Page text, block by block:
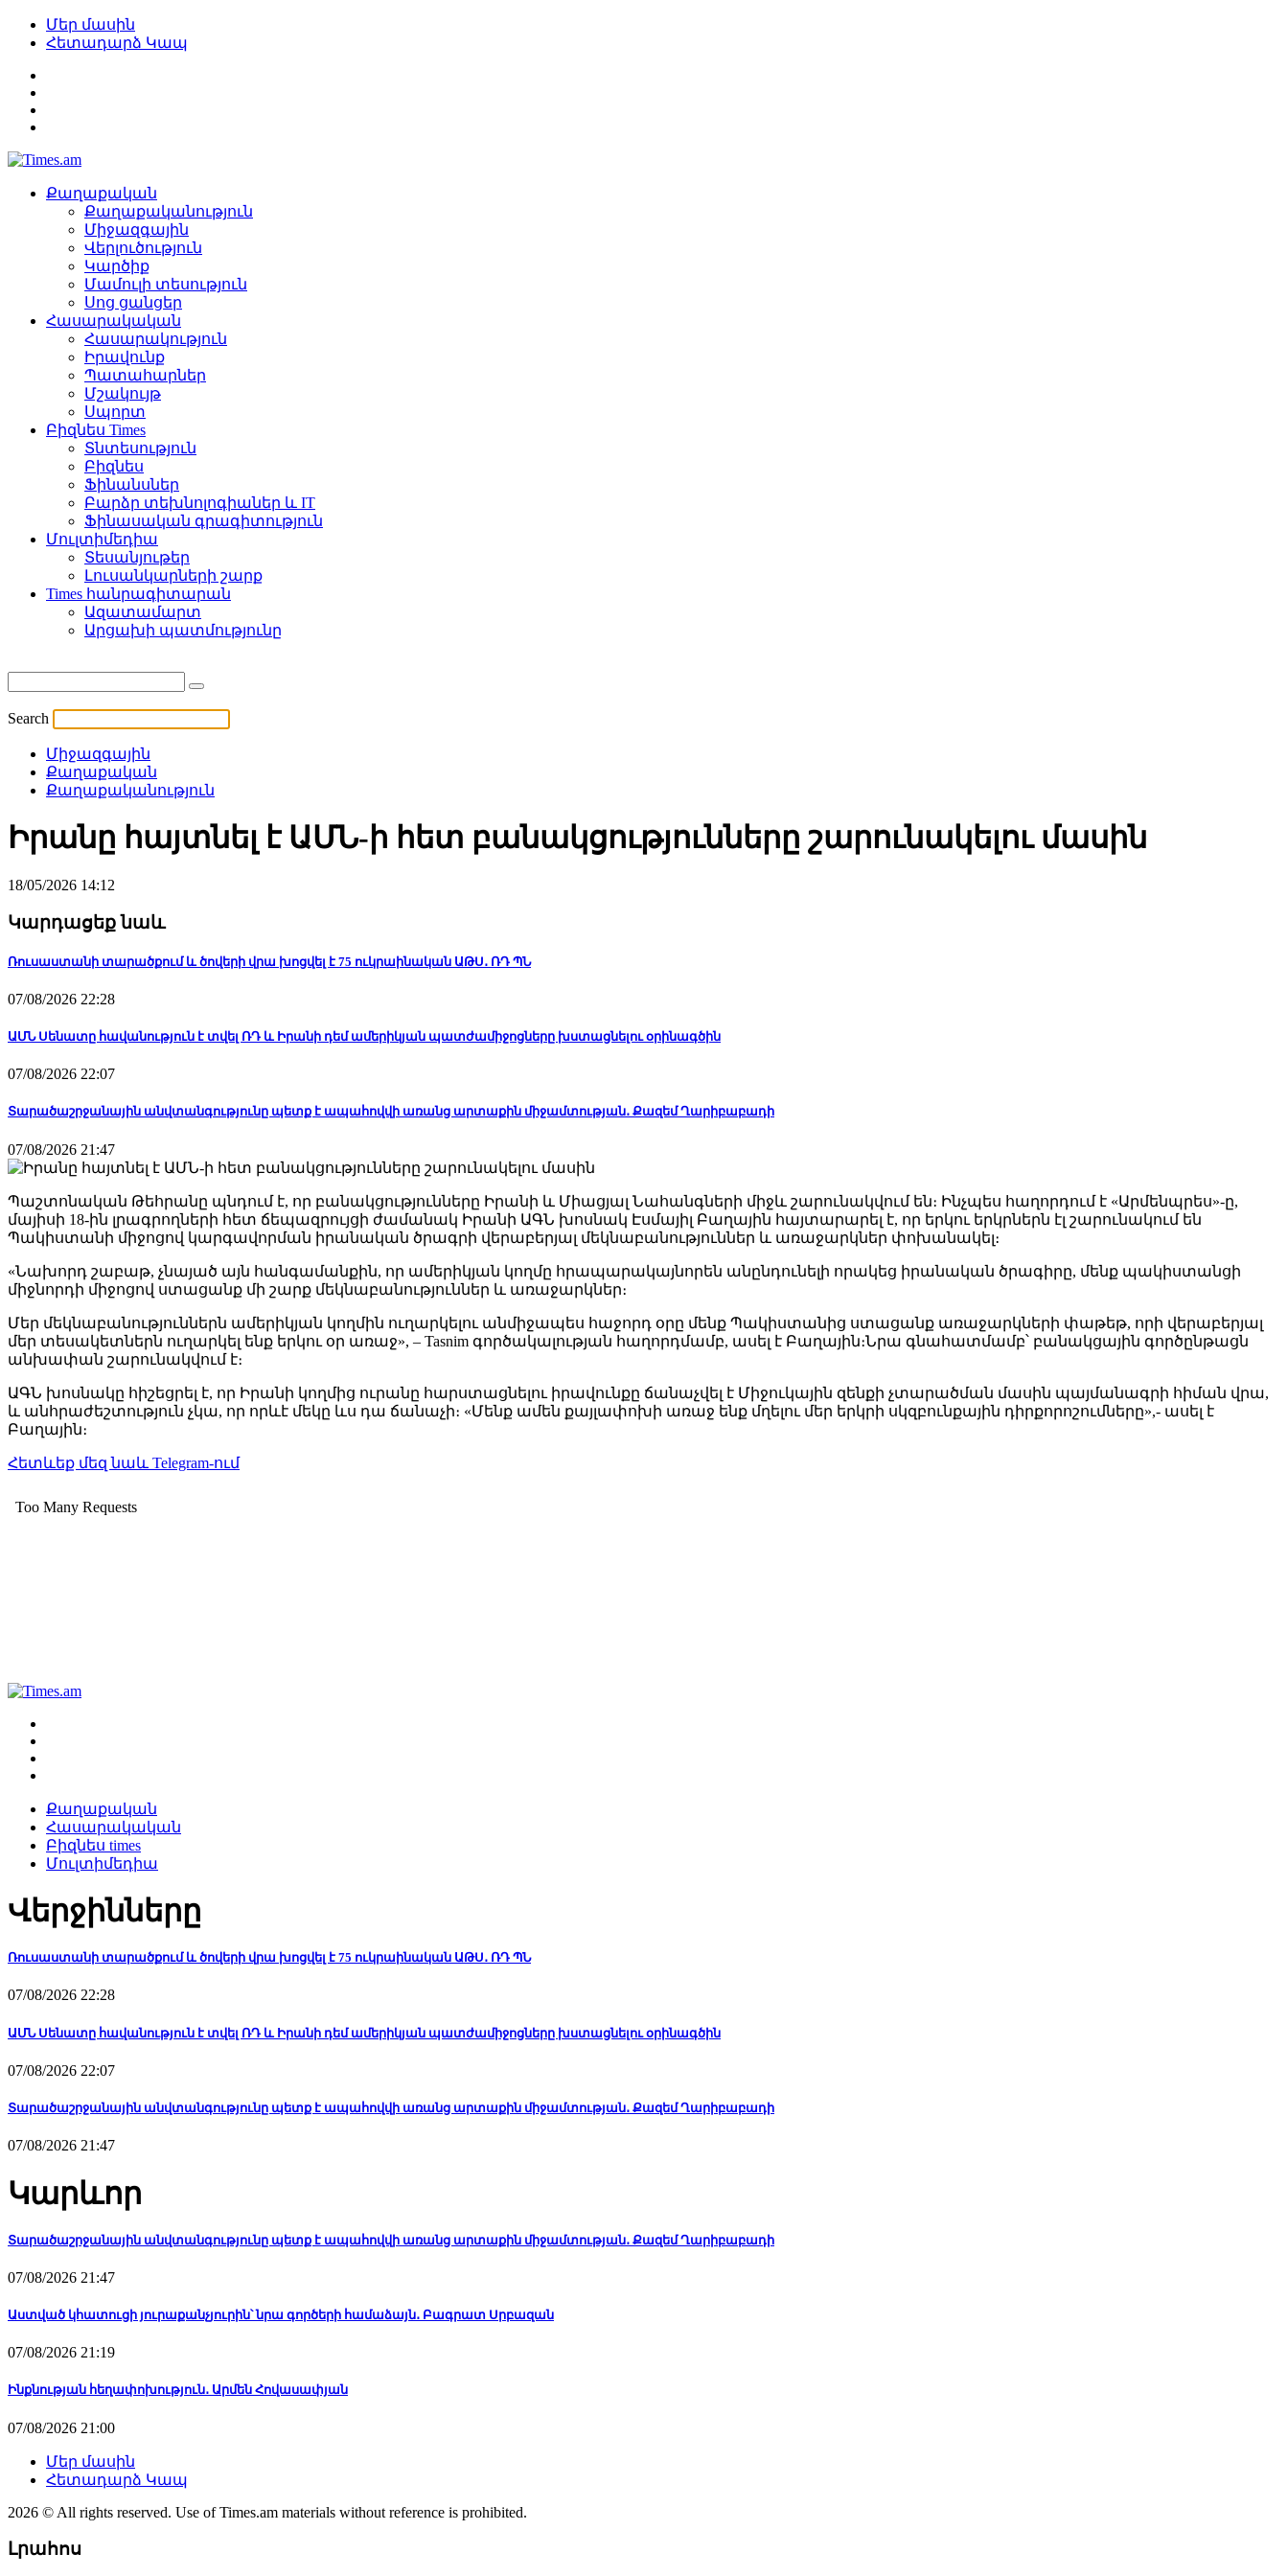
Մեր մասին
Հետադարձ Կապ
Քաղաքական
Քաղաքականություն
Միջազգային
Վերլուծություն
Կարծիք
Մամուլի տեսություն
Սոց ցանցեր
Հասարակական
Հասարակություն
Իրավունք
Պատահարներ
Մշակույթ
Սպորտ
Բիզնես Times
Տնտեսություն
Բիզնես
Ֆինանսներ
Բարձր տեխնոլոգիաներ և IT
Ֆինասական գրագիտություն
Մուլտիմեդիա
Տեսանյութեր
Լուսանկարների շարք
Times հանրագիտարան
Ազատամարտ
Արցախի պատմությունը
Search
Միջազգային
Քաղաքական
Քաղաքականություն
Իրանը հայտնել է ԱՄՆ-ի հետ բանակցությունները շարունակելու մասին
18/05/2026 14:12
Կարդացեք նաև
Ռուսաստանի տարածքում և ծովերի վրա խոցվել է 75 ուկրաինական ԱԹՍ․ ՌԴ ՊՆ
07/08/2026 22:28
ԱՄՆ Սենատը հավանություն է տվել ՌԴ և Իրանի դեմ ամերիկյան պատժամիջոցները խստացնելու օրինագծին
07/08/2026 22:07
Տարածաշրջանային անվտանգությունը պետք է ապահովվի առանց արտաքին միջամտության․ Քազեմ Ղարիբաբադի
07/08/2026 21:47
Պաշտոնական Թեհրանը պնդում է, որ բանակցությունները Իրանի և Միացյալ Նահանգների միջև շարունակվում են։ Ինչպես հաղորդում է «Արմենպրես»-ը,
մայիսի 18-ին լրագրողների հետ ճեպազրույցի ժամանակ Իրանի ԱԳՆ խոսնակ Էսմայիլ Բաղային հայտարարել է, որ երկու երկրներն էլ շարունակում են
Պակիստանի միջոցով կարգավորման իրանական ծրագրի վերաբերյալ մեկնաբանություններ և առաջարկներ փոխանակել։
«Նախորդ շաբաթ, չնայած այն հանգամանքին, որ ամերիկյան կողմը հրապարակայնորեն անընդունելի որակեց իրանական ծրագիրը, մենք պակիստանցի
միջնորդի միջոցով ստացանք մի շարք մեկնաբանություններ և առաջարկներ։
Մեր մեկնաբանություններն ամերիկյան կողմին ուղարկելու անմիջապես հաջորդ օրը մենք Պակիստանից ստացանք առաջարկների փաթեթ, որի վերաբերյալ
մեր տեսակետներն ուղարկել ենք երկու օր առաջ», – Tasnim գործակալության հաղորդմամբ, ասել է Բաղային։Նրա գնահատմամբ՝ բանակցային գործընթացն
անխափան շարունակվում է։
ԱԳՆ խոսնակը հիշեցրել է, որ Իրանի կողմից ուրանը հարստացնելու իրավունքը ճանաչվել է Միջուկային զենքի չտարածման մասին պայմանագրի հիման վրա,
և անհրաժեշտություն չկա, որ որևէ մեկը ևս դա ճանաչի։ «Մենք ամեն քայլափոխի առաջ ենք մղելու մեր երկրի սկզբունքային դիրքորոշումները»,- ասել է
Բաղային։
Հետևեք մեզ նաև Telegram-ում
Քաղաքական
Հասարակական
Բիզնես times
Մուլտիմեդիա
Վերջինները
Ռուսաստանի տարածքում և ծովերի վրա խոցվել է 75 ուկրաինական ԱԹՍ․ ՌԴ ՊՆ
07/08/2026 22:28
ԱՄՆ Սենատը հավանություն է տվել ՌԴ և Իրանի դեմ ամերիկյան պատժամիջոցները խստացնելու օրինագծին
07/08/2026 22:07
Տարածաշրջանային անվտանգությունը պետք է ապահովվի առանց արտաքին միջամտության․ Քազեմ Ղարիբաբադի
07/08/2026 21:47
Կարևոր
Տարածաշրջանային անվտանգությունը պետք է ապահովվի առանց արտաքին միջամտության․ Քազեմ Ղարիբաբադի
07/08/2026 21:47
Աստված կհատուցի յուրաքանչյուրին՝ նրա գործերի համաձայն․ Բագրատ Սրբազան
07/08/2026 21:19
Ինքնության հեղափոխություն․ Արմեն Հովասափյան
07/08/2026 21:00
Մեր մասին
Հետադարձ Կապ
2026 © All rights reserved. Use of Times.am materials without reference is prohibited.
Լրահոս